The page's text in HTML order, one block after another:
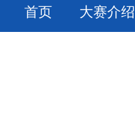
首页 大赛介绍